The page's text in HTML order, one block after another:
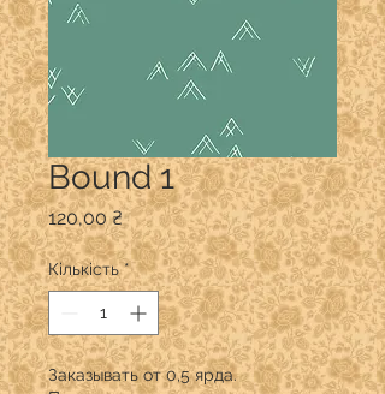
Bound 1
120,00 ₴Ціна
Кількість *
Заказывать от 0,5 ярда.